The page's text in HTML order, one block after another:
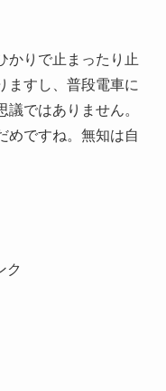
かりで止まったり止
ますし、普段電車に
ではありません。
めですね。無知は自
ク